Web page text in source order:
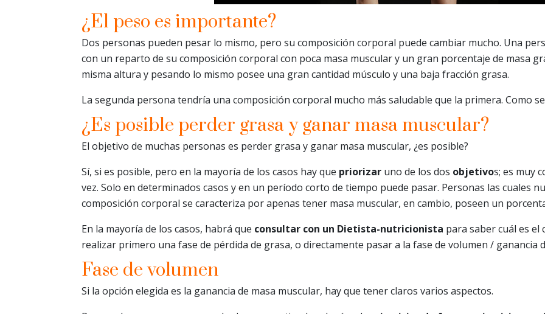
¿El peso es importante?
Dos personas pueden pesar lo mismo, pero su composición corporal puede cambiar mucho. Una
con un reparto de su composición corporal con poca masa muscular y un gran porcentaje de masa
misma altura y pesando lo mismo posee una gran cantidad músculo y una baja fracción grasa.
La segunda persona tendría una composición corporal mucho más saludable que la primera. Como
¿Es posible perder grasa y ganar masa muscular?
El objetivo de muchas personas es perder grasa y ganar masa muscular, ¿es posible?
Sí, si es posible, pero en la mayoría de los casos hay que priorizar uno de los dos objetivos; es muy
vez. Solo en determinados casos y en un período corto de tiempo puede pasar. Personas las cuales
composición corporal se caracteriza por apenas tener masa muscular, en cambio, poseen un
En la mayoría de los casos, habrá que consultar con un Dietista-nutricionista para saber cuál es el
realizar primero una fase de pérdida de grasa, o directamente pasar a la fase de volumen / ganancia
Fase de volumen
Si la opción elegida es la ganancia de masa muscular, hay que tener claros varios aspectos.